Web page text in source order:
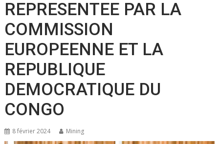
REPRESENTEE PAR LA
COMMISSION
EUROPEENNE ET LA
REPUBLIQUE
DEMOCRATIQUE DU
CONGO
8 février 2024 Mining